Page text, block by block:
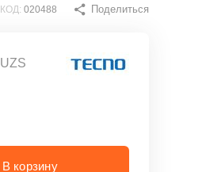
КОД: 020488 Поделиться
UZS
В корзину